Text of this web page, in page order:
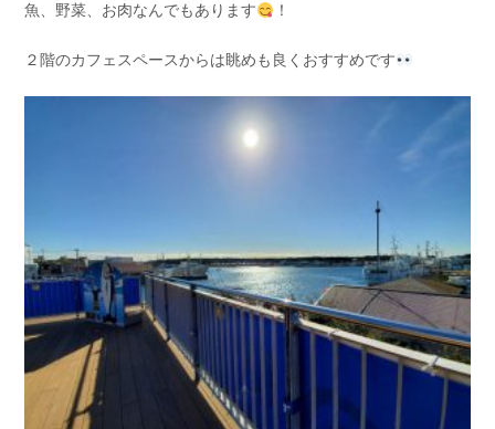
魚、野菜、お肉なんでもあります
！
２階のカフェスペースからは眺めも良くおすすめです